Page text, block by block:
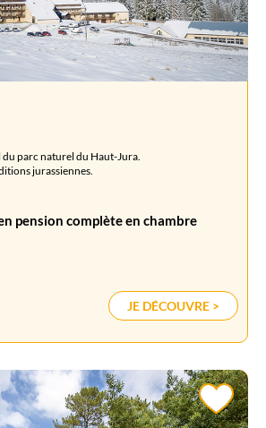
parc naturel du Haut-Jura.
jurassiennes.
pension complète en chambre
JE DÉCOUVRE >